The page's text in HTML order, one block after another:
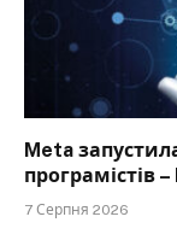
Meta
програмістів
7 Серпня 2026